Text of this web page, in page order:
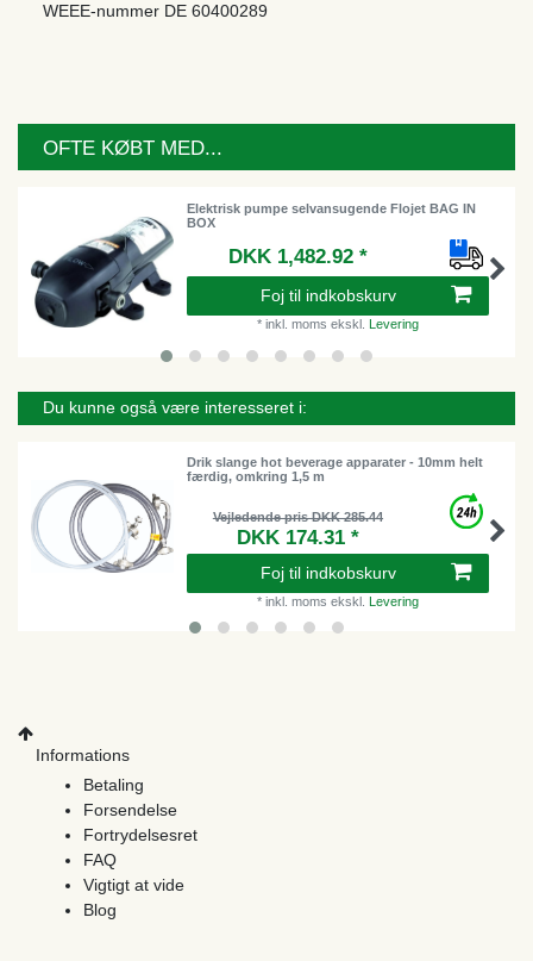
WEEE-nummer DE 60400289
OFTE KØBT MED...
Elektrisk pumpe selvansugende Flojet BAG IN
BOX
DKK 1,482.92 *
Foj til indkobskurv
* inkl. moms ekskl. Levering
Du kunne også være interesseret i:
Drik slange hot beverage apparater - 10mm helt
færdig, omkring 1,5 m
Vejledende pris DKK 285.44
DKK 174.31 *
Foj til indkobskurv
* inkl. moms ekskl. Levering
Informations
Betaling
Forsendelse
Fortrydelsesret
FAQ
Vigtigt at vide
Blog